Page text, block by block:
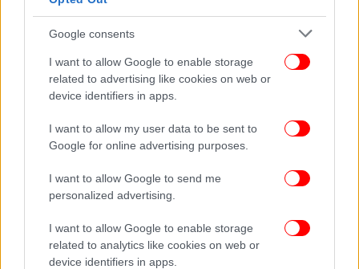
Google consents
I want to allow Google to enable storage
related to advertising like cookies on web or
device identifiers in apps.
I want to allow my user data to be sent to
Google for online advertising purposes.
I want to allow Google to send me
personalized advertising.
I want to allow Google to enable storage
related to analytics like cookies on web or
device identifiers in apps.
το περιβάλλον και την ανθρώπινη υγεία.
συμπεριληφθεί το ηλεκτρικό ρεύμα προερχόμενο
από μονάδες παραγωγής που στηρίζονται στον
Άνθρακα, ώστε να εμποδίζονται οι εισαγωγές από
τρίτες χώρες και έμμεσα η στήριξη της ενέργειας